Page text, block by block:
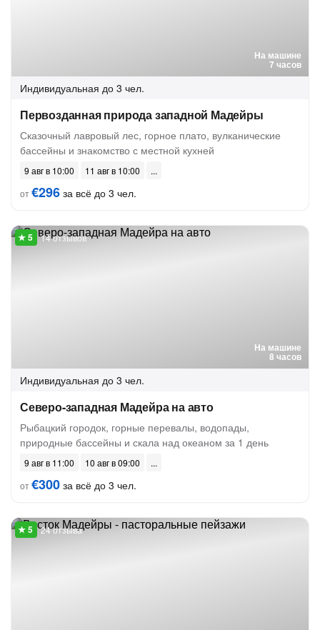
На машине
7 часов
Индивидуальная до 3 чел.
Первозданная природа западной Мадейры
Сказочный лавровый лес, горное плато, вулканические
бассейны и знакомство с местной кухней
9 авг в 10:00
11 авг в 10:00
от€296 за всё до 3 чел.
На машине
8 часов
14 отзывов
Индивидуальная до 3 чел.
Северо-западная Мадейра на авто
Рыбацкий городок, горные перевалы, водопады,
природные бассейны и скала над океаном за 1 день
9 авг в 11:00
10 авг в 09:00
от€300 за всё до 3 чел.
24 отзыва